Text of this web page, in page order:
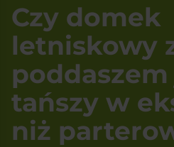
Czy domek
letniskowy
tańszy w
niż